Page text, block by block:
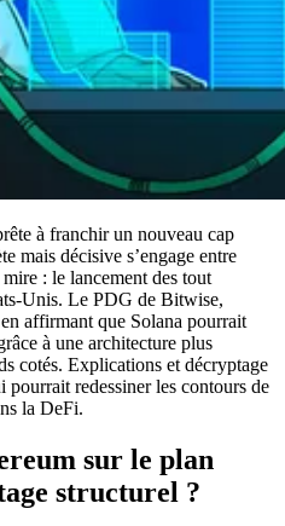
à franchir un nouveau cap
mais décisive s’engage entre
: le lancement des tout
Unis. Le PDG de Bitwise,
affirmant que Solana pourrait
à une architecture plus
cotés. Explications et décryptage
pourrait redessiner les contours de
la DeFi.
sur le plan
structurel ?